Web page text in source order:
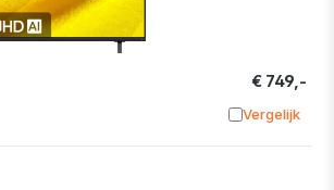
€ 749,-
Vergelijk